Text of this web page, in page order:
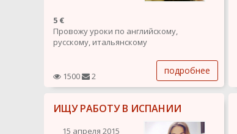
5 €
Провожу уроки по английскому,
русскому, итальянскому
1500 2 подробнее
ИЩУ РАБОТУ В ИСПАНИИ
15 апреля 2015